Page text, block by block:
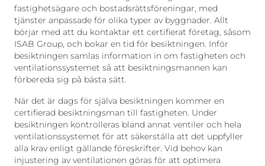
fastighetsägare och bostadsrättsföreningar, med
tjänster anpassade för olika typer av byggnader. Allt
börjar med att du kontaktar ett certifierat företag, såsom
ISAB Group, och bokar en tid för besiktningen. Inför
besiktningen samlas information in om fastigheten och
ventilationssystemet så att besiktningsmannen kan
förbereda sig på bästa sätt.
När det är dags för själva besiktningen kommer en
certifierad besiktningsman till fastigheten. Under
besiktningen kontrolleras bland annat ventiler och hela
ventilationssystemet för att säkerställa att det uppfyller
alla krav enligt gällande föreskrifter. Vid behov kan
injustering av ventilationen göras för att optimera